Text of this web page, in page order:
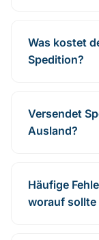
Was kostet
Spedition?
Versendet
Ausland?
Häufige
worauf sollte